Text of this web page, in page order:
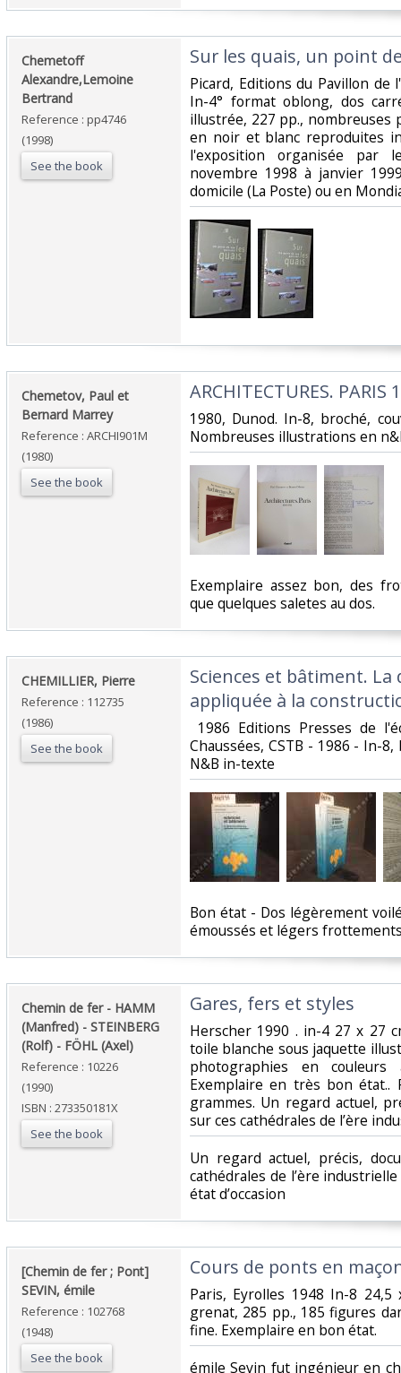
‎Chemetoff
Alexandre,Lemoine
Bertrand‎
Reference : pp4746
(1998)
See the book
‎Sur les quais, un point
‎Picard, Editions du Pavillon de
In-4° format oblong, dos
illustrée, 227 pp.,
en noir et blanc reproduites
l'exposition organisée par
novembre 1998 à janvier
domicile (La Poste) ou en
‎Chemetov, Paul et
Bernard Marrey‎
Reference : ARCHI901M
(1980)
See the book
‎ARCHITECTURES. PARIS
‎1980, Dunod. In-8, broché,
Nombreuses illustrations en
‎Exemplaire assez bon, des
que quelques saletes au dos.‎
‎CHEMILLIER, Pierre‎
Reference : 112735
(1986)
See the book
‎Sciences et bâtiment.
appliquée à la
1986 Editions Presses de
Chaussées, CSTB - 1986 - In-
N&B in-texte ‎
‎Bon état - Dos légèrement
émoussés et légers
‎Chemin de fer - HAMM
(Manfred) - STEINBERG
(Rolf) - FÖHL (Axel)‎
Reference : 10226
(1990)
ISBN : 273350181X
See the book
‎Gares, fers et styles ‎
‎Herscher 1990 . in-4 27 x 27
toile blanche sous jaquette
photographies en
Exemplaire en très bon état..
grammes. Un regard actuel,
sur ces cathédrales de l’ère
‎Un regard actuel, précis,
cathédrales de l’ère
état d’occasion ‎
‎[Chemin de fer ; Pont]
SEVIN, émile‎
Reference : 102768
(1948)
See the book
‎Cours de ponts en
‎Paris, Eyrolles 1948 In-8
grenat, 285 pp., 185 figures
fine. Exemplaire en bon état.‎
‎émile Sevin fut ingénieur en